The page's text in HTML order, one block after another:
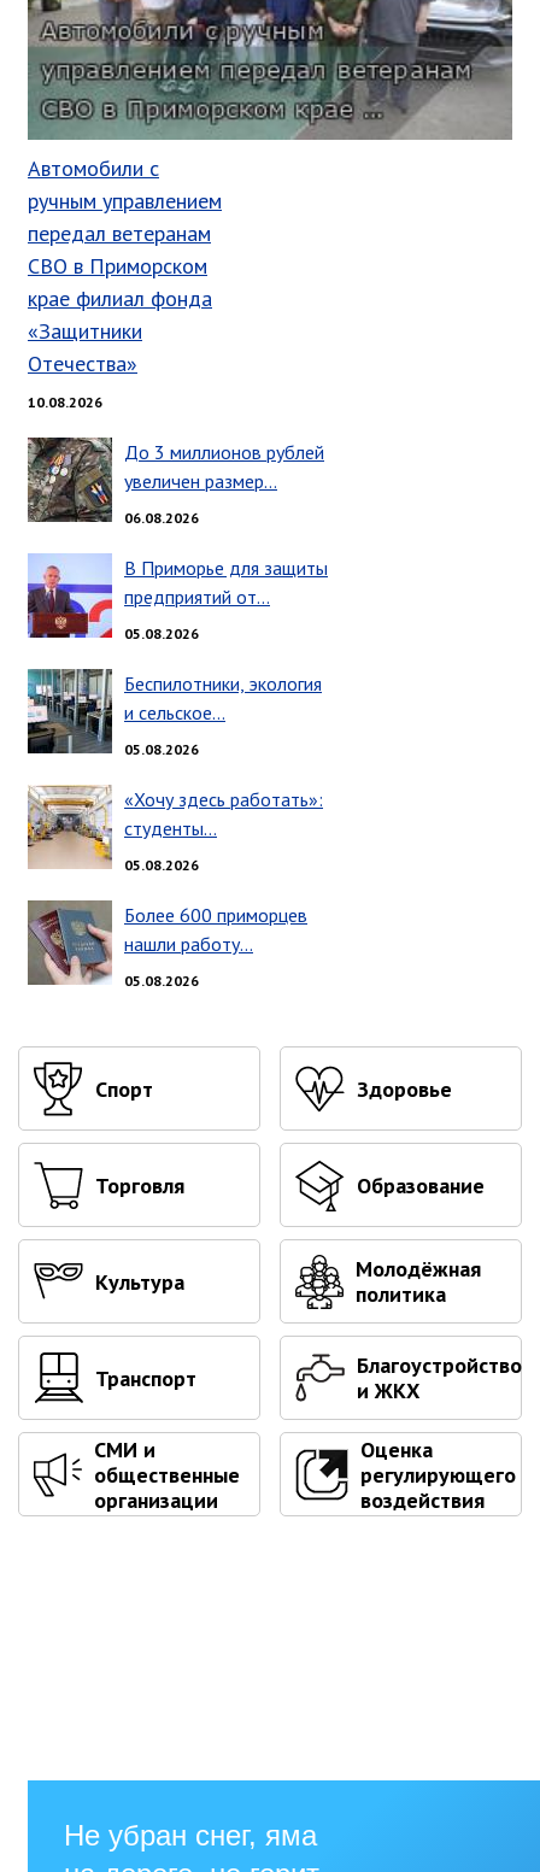
Глава МОГП
Отчёты главы
Первый заместитель
август 2026 г.
июль 2026 г.
июнь 2026 г.
май 2026 г.
апрель 2026 г.
январь 2026 г.
декабрь 2025 г.
октябрь 2025 г.
сентябрь 2025 г.
июль 2025 г.
июнь 2025 г.
май 2025 г.
апрель 2025 г.
март 2025 г.
февраль 2025 г.
Администрация
Глава МО г. Партизанск
Первый заместитель главы
Заместители главы администрации
Управление бухгалтерского учёта
Финансовое управление
О финансовом управлении
Управление по организационно-
контрольной работе
Управление экономики и
собственности
Об управлении экономики и
Отдел экономики
Отдел АПКиООС
Автомобили с
ручным управлением
передал ветеранам
СВО в Приморском
крае филиал фонда
«Защитники
Отечества»
10.08.2026
До 3 миллионов рублей
увеличен размер…
06.08.2026
В Приморье для защиты
предприятий от…
05.08.2026
Беспилотники, экология
и сельское…
05.08.2026
«Хочу здесь работать»:
студенты…
05.08.2026
Более 600 приморцев
нашли работу…
05.08.2026
Спорт Здоровье
Торговля Образование
Культура
Молодёжная
политика
Транспорт
Благоустройство
и ЖКХ
СМИ и
общественные
организации
Оценка
регулирующего
воздействия